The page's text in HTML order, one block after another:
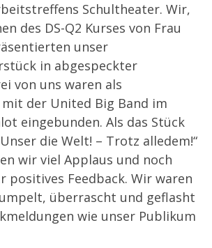
Schultheater. Wir,
des DS-Q2 Kurses von Frau
unser
in abgespeckter
von uns waren als
der United Big Band im
eingebunden. Als das Stück
die Welt! – Trotz alledem!“
wir viel Applaus und noch
positives Feedback. Wir waren
überrascht und geflasht
wie unser Publikum